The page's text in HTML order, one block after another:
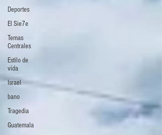
Deportes
El Sie7e
Temas
Centrales
Estilo de
vida
Israel
bano
Tragedia
Guatemala